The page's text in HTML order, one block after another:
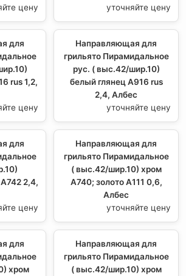
цену
уточняйте цену
для
rus 1,2,
цену
Направляющая для
грильято Пирамидальное
рус. ( выс.42/шир.10)
белый глянец А916 rus
2,4, Албес
уточняйте цену
для
2,4,
цену
Направляющая для
грильято Пирамидальное
( выс.42/шир.10) хром
А740; золото А111 0,6,
Албес
уточняйте цену
для
хром
Направляющая для
грильято Пирамидальное
( выс.42/шир.10) хром